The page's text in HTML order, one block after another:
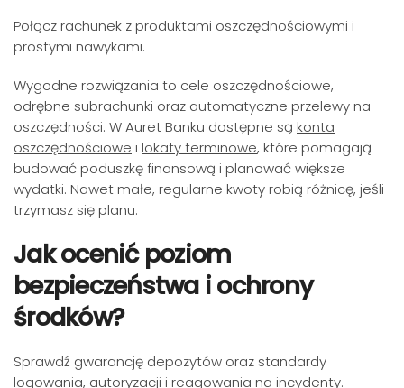
Połącz rachunek z produktami oszczędnościowymi i
prostymi nawykami.
Wygodne rozwiązania to cele oszczędnościowe,
odrębne subrachunki oraz automatyczne przelewy na
oszczędności. W Auret Banku dostępne są konta
oszczędnościowe i lokaty terminowe, które pomagają
budować poduszkę finansową i planować większe
wydatki. Nawet małe, regularne kwoty robią różnicę, jeśli
trzymasz się planu.
Jak ocenić poziom
bezpieczeństwa i ochrony
środków?
Sprawdź gwarancję depozytów oraz standardy
logowania, autoryzacji i reagowania na incydenty.